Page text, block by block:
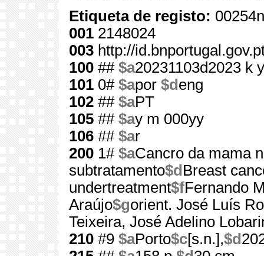
Etiqueta de registo:
001 2148024
003 http://
100 ## $a20231103d2023 k
101 0# $apor $d eng
102 ## $aPT
105 ## $ay m 000yy
106 ## $ar
200 1# $aCancro da mama
subtratamento$d Breast
undertreatment$fFernando
Araújo$gorient. José Luís
Teixeira, José Adelino
210 #9 $aPorto$c[s.n.],$d